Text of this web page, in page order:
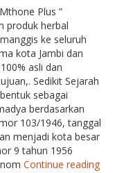
Plus ”
produk herbal
ke seluruh
kota Jambi dan
asli dan
Sedikit Sejarah
sebagai
berdasarkan
103/1946, tanggal
menjadi kota besar
9 tahun 1956
Continue reading